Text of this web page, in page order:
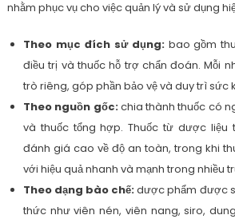
nhằm phục vụ cho việc quản lý và sử dụng
Theo mục đích sử dụng:bao gồm
điều trị và thuốc hỗ trợ chẩn đoán. Mỗi
trò riêng, góp phần bảo vệ và duy trì sức
Theo nguồn gốc:chia thành thuốc có
và thuốc tổng hợp. Thuốc từ dược
đánh giá cao về độ an toàn, trong khi
với hiệu quả nhanh và mạnh trong nhiều
Theo dạng bào chế:dược phẩm được
thức như viên nén, viên nang, siro,